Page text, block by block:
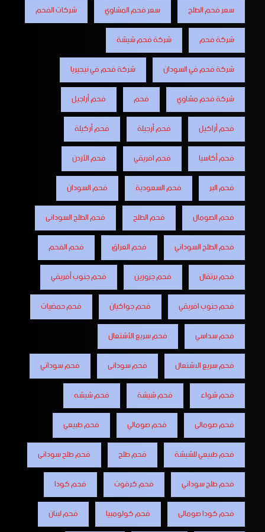
سعر فحم الطلح
سعر فحم المشاوي
شركات الفحم
شركة فحم
شركة فحم شيشة
شركة فحم في السودان
شركة فحم في نيجيريا
شركة فحم مشاوي
فحم
فحم أراجيل
فحم أراكيل
فحم أرجيلة
فحم أركيلة
فحم أكاسيا
فحم افريقي
فحم الأردن
فحم البر
فحم السعودية
فحم السودان
فحم الصومال
فحم الطلح
فحم الطلح السودانى
فحم الطلح السوداني
فحم العراق
فحم الفحم
فحم برتقال
فحم جزورين
فحم جنوب أفريقي
فحم جنوب افريقي
فحم جواكيان
فحم حمضيات
فحم سداسي
فحم سريع الأشتعال
فحم سريع الاشتعال
فحم سودانى
فحم سوداني
فحم شواء
فحم شيشة
فحم شيشه
فحم صومالى
فحم صومالي
فحم طبيعي
فحم طبيعي للشيشة
فحم طلح
فحم طلح سودانى
فحم طلح سوداني
فحم كرفوت
فحم كودا
فحم كودا صومالى
فحم كولومبيا
فحم لبنان